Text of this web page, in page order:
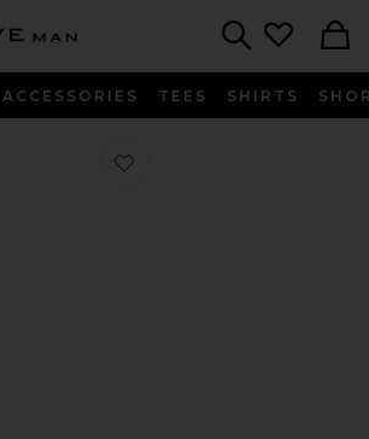
ACCESSORIES TEES SHIRTS
Favorito TARJETERO